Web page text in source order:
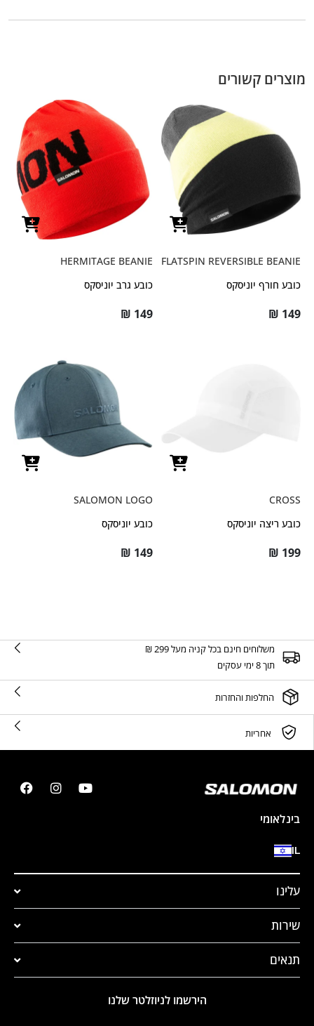
מוצרים קשורים
FLATSPIN REVERSIBLE BEANIE
כובע חורף יוניסקס
₪ 149
HERMITAGE BEANIE
כובע גרב יוניסקס
₪ 149
CROSS
כובע ריצה יוניסקס
₪ 199
SALOMON LOGO
כובע יוניסקס
₪ 149
משלוחים חינם בכל קניה מעל 299 ₪
תוך 8 ימי עסקים
החלפות והחזרות
אחריות
בינלאומי
IL
עלינו
שירות
תנאים
הירשמו לניוזלטר שלנו